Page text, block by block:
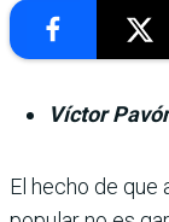
Víctor
El hecho de